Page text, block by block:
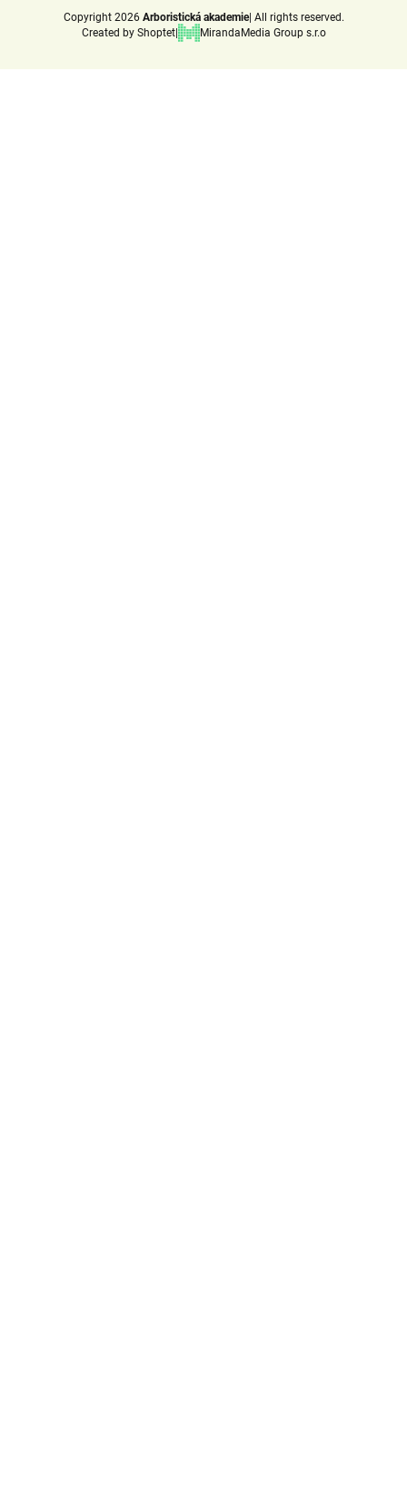
Created by Shoptet MirandaMedia Group s.r.o
Copyright 2026 Arboristická akademie All rights reserved.